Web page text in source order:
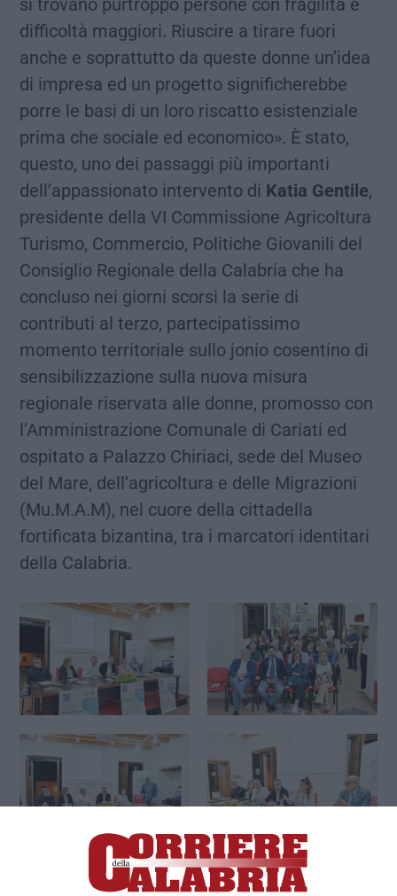
difficoltà maggiori. Riuscire a tirare fuori
anche e soprattutto da queste donne un’idea
di impresa ed un progetto significherebbe
porre le basi di un loro riscatto esistenziale
prima che sociale ed economico». È stato,
questo, uno dei passaggi più importanti
dell’appassionato intervento di Katia Gentile,
presidente della VI Commissione Agricoltura
Turismo, Commercio, Politiche Giovanili del
Consiglio Regionale della Calabria che ha
concluso nei giorni scorsi la serie di
contributi al terzo, partecipatissimo
momento territoriale sullo jonio cosentino di
sensibilizzazione sulla nuova misura
regionale riservata alle donne, promosso con
l’Amministrazione Comunale di Cariati ed
ospitato a Palazzo Chiriaci, sede del Museo
del Mare, dell’agricoltura e delle Migrazioni
(Mu.M.A.M), nel cuore della cittadella
fortificata bizantina, tra i marcatori identitari
della Calabria.